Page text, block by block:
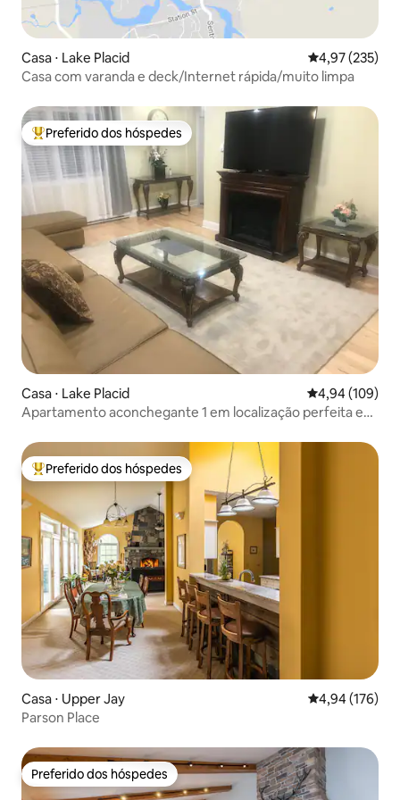
Casa ⋅ Lake Placid 4,97 de uma
4,97 (235)
Casa com varanda e deck/Internet rápida/muito limpa
Entre os melhores preferidos dos hóspedes
Preferido dos hóspedes
Casa ⋅ Lake Placid 4,94 de uma
4,94 (109)
Apartamento aconchegante 1 em localização perfeita em
Entre os melhores preferidos dos hóspedes
Preferido dos hóspedes
Casa ⋅ Upper Jay 4,94 de uma
4,94 (176)
Parson Place
Preferido dos hóspedes
Preferido dos hóspedes